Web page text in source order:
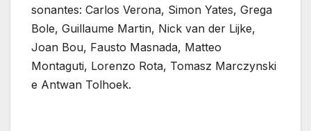
sonantes: Carlos Verona, Simon Yates, Grega
Bole, Guillaume Martin, Nick van der Lijke,
Joan Bou, Fausto Masnada, Matteo
Montaguti, Lorenzo Rota, Tomasz Marczynski
e Antwan Tolhoek.